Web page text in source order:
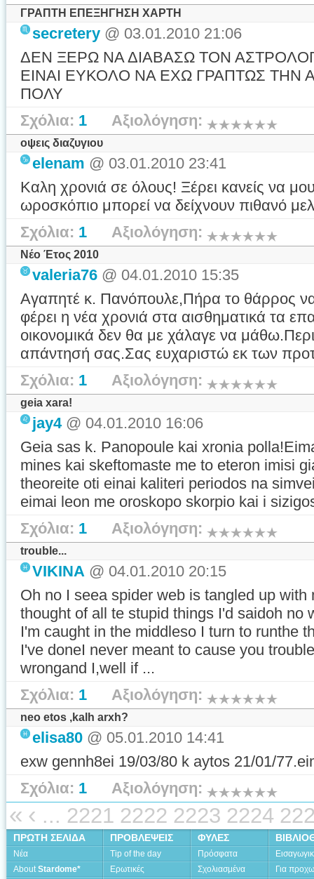
ΓΡΑΠΤΗ ΕΠΕΞΗΓΗΣΗ ΧΑΡΤΗ
secretery @ 03.01.2010 21:06
ΔΕΝ ΞΕΡΩ ΝΑ ΔΙΑΒΑΣΩ ΤΟΝ
ΕΙΝΑΙ ΕΥΚΟΛΟ ΝΑ ΕΧΩ ΓΡΑΠΤΩΣ ΤΗΝ
ΠΟΛΥ
Σχόλια: 1 Αξιολόγηση:
οψεις διαζυγιου
elenam @ 03.01.2010 23:41
Καλη χρονιά σε όλους! Ξέρει κανείς να
ωροσκόπιο μπορεί να δείχνουν πιθανό
Σχόλια: 1 Αξιολόγηση:
Νέο Έτος 2010
valeria76 @ 04.01.2010 15:35
Αγαπητέ κ. Πανόπουλε,Πήρα το θάρρος
φέρει η νέα χρονιά στα αισθηματικά τα
οικονομικά δεν θα με χάλαγε να
απάντησή σας.Σας ευχαριστώ εκ των
Σχόλια: 1 Αξιολόγηση:
geia xara!
jay4@ 04.01.2010 16:06
Geia sas k. Panopoule kai xronia
mines kai skeftomaste me to eteron imisi
theoreite oti einai kaliteri periodos na
eimai leon me oroskopo skorpio kai i
Σχόλια: 1 Αξιολόγηση:
trouble...
VIKINA @ 04.01.2010 20:15
Oh no I seea spider web is tangled up
thought of all te stupid things I'd saidoh no
I'm caught in the middleso I turn to runthe
I've doneI never meant to cause you
wrongand I,well if ...
Σχόλια: 1 Αξιολόγηση:
neo etos ,kalh arxh?
elisa80 @ 05.01.2010 14:41
exw gennh8ei 19/03/80 k aytos 21/01/
Σχόλια: 1 Αξιολόγηση:
« ‹ ... 2221 2222 2223 2224
ΠΡΩΤΗ ΣΕΛΙΔΑ
Νέα
AboutStardome*
ΠΡΟΒΛΕΨΕΙΣ
Tip of the day
Ερωτικές
ΦΥΛΕΣ
Πρόσφατα
Σχολιασμένα
Για